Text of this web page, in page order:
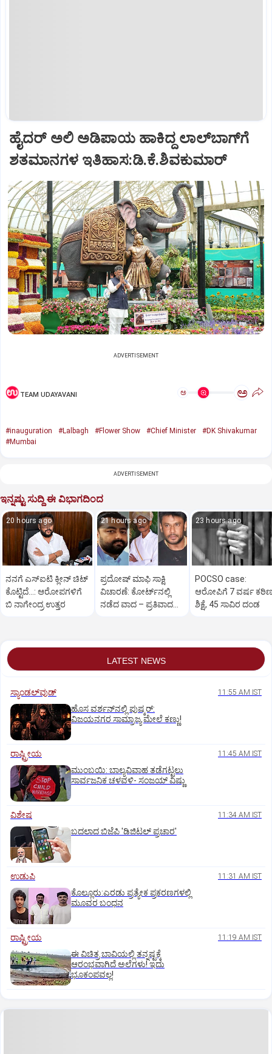
ಹೈದರ್ ಅಲಿ ಅಡಿಪಾಯ ಹಾಕಿದ್ದ ಲಾಲ್‌ಬಾಗ್‌ಗೆ
ಶತಮಾನಗಳ ಇತಿಹಾಸ:ಡಿ.ಕೆ.ಶಿವಕುಮಾರ್
ADVERTISEMENT
TEAM UDAYAVANI ಅ ಅ
#inauguration #Lalbagh #Flower Show #Chief Minister
#DK Shivakumar
#Mumbai
ADVERTISEMENT
ಇನ್ನಷ್ಟು ಸುದ್ದಿ ಈ ವಿಭಾಗದಿಂದ
20 hours ago
ನನಗೆ ಎಸ್ಐಟಿ ಕ್ಲೀನ್ ಚಿಟ್
ಕೊಟ್ಟಿದೆ…: ಆರೋಪಗಳಿಗೆ
ಬಿ ನಾಗೇಂದ್ರ ಉತ್ತರ
21 hours ago
ಪ್ರದೋಷ್ ಮಾಫಿ ಸಾಕ್ಷಿ
ವಿಚಾರಣೆ: ಕೋರ್ಟ್‌ನಲ್ಲಿ
ನಡೆದ ವಾದ – ಪ್ರತಿವಾದದ
23 hours ago
POCSO case:
ಆರೋಪಿಗೆ 7 ವರ್ಷ
ಶಿಕ್ಷೆ, 45 ಸಾವಿರ ದಂಡ
LATEST NEWS
ಸ್ಯಾಂಡಲ್‌ವುಡ್‌ 11:55 AM IST
ಹೊಸ ವರ್ಶನ್‌ನಲ್ಲಿ ಪುಷ್ಕರ್‌:
ವಿಜಯನಗರ ಸಾಮ್ರಾಜ್ಯ ಮೇಲೆ ಕಣ್ಣು!
ರಾಷ್ಟ್ರೀಯ 11:45 AM IST
ಮುಂಬಯಿ: ಬಾಲ್ಯವಿವಾಹ ತಡೆಗಟ್ಟಲು
ಸಾರ್ವಜನಿಕ ಚಳವಳಿ- ಸಂಜಯ್‌ ವಿಷ್ಣು
ವಿಶೇಷ 11:34 AM IST
ಬದಲಾದ ಬಿಜೆಪಿ 'ಡಿಜಿಟಲ್‌ ಪ್ರಚಾರ'
ಉಡುಪಿ 11:31 AM IST
ಕೊಲ್ಲೂರು:ಎರಡು ಪ್ರತ್ಯೇಕ ಪ್ರಕರಣಗಳಲ್ಲಿ
ಮೂವರ ಬಂಧನ
ರಾಷ್ಟ್ರೀಯ 11:19 AM IST
ಈ ವಿಚಿತ್ರ ಬಾವಿಯಲ್ಲಿ ತನ್ನಷ್ಟಕ್ಕೆ
ಆರಂಭವಾಗಿದೆ ಅಲೆಗಳು! ಇದು
ಭೂಕಂಪವಲ್ಲ!